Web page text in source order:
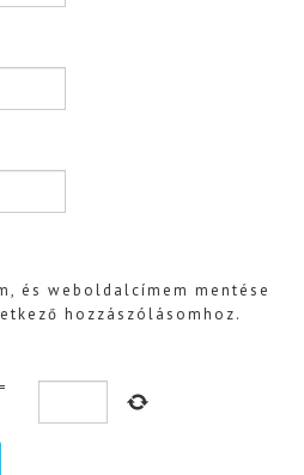
és weboldalcímem mentése
hozzászólásomhoz.